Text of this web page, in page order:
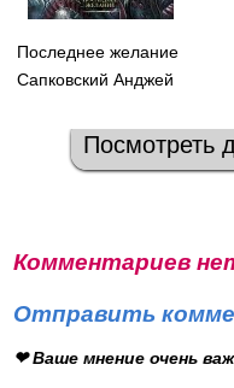
Последнее желание
Сапковский Анджей
Посмотреть
Комментариев
Отправить
❤ Ваше мнение очень